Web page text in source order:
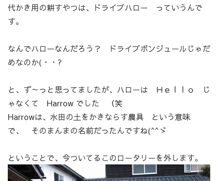
代かき用の耕すやつは、ドライブハロー っていうんで
す。
なんでハローなんだろう？ ドライブボンジュールじゃだ
めなのか(・・?
と、ず～っと思ってましたが、ハローは Ｈｅｌｌｏ じ
ゃなくて Harrow でした （笑
Harrowは、水田の土をかきならす農具 という意味
で、 そのまんまの名前だったんですね(^^ゞ
ということで、今ついてるこのロータリーを外します。